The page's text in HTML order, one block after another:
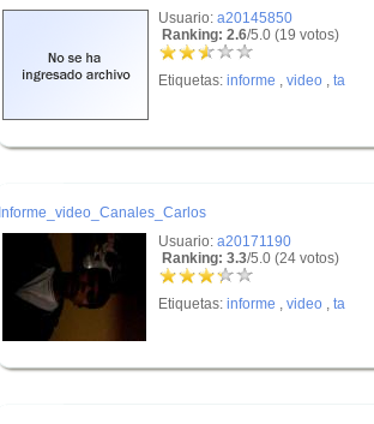
Usuario: a20145850
Ranking: 2.6/5.0 (19 votos)
Etiquetas: informe , video , ta
Informe_video_Canales_Carlos
Usuario: a20171190
Ranking: 3.3/5.0 (24 votos)
Etiquetas: informe , video , ta